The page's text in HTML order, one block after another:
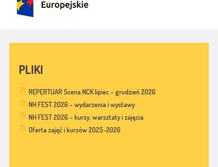
PLIKI
REPERTUAR Scena NCK lipiec – grudzień 2026
NH FEST 2026 – wydarzenia i wystawy
NH FEST 2026 – kursy, warsztaty i zajęcia
Oferta zajęć i kursów 2025-2026